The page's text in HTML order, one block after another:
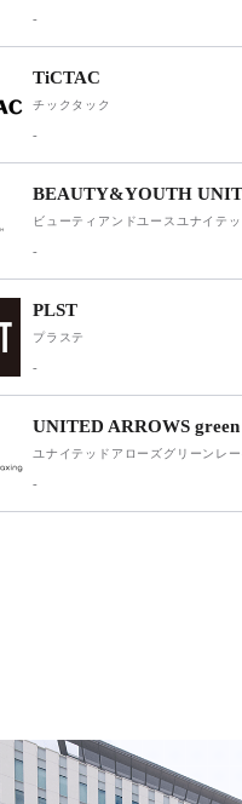
-
TiCTAC
チックタック
-
BEAUTY&YOUTH
ビューティアンドユースユナイテ
-
PLST
プラステ
-
UNITED ARROWS
ユナイテッドアローズグリーンレ
-